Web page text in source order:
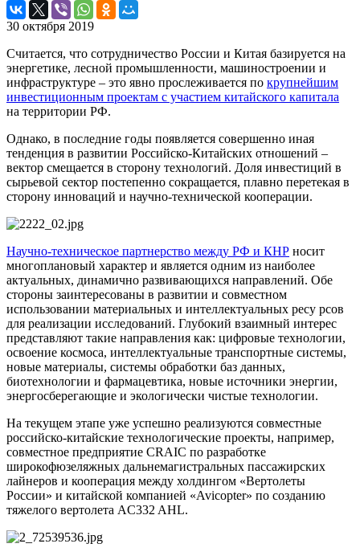
30 октября 2019
Считается, что сотрудничество России и Китая базируется на
энергетике, лесной промышленности, машиностроении и
инфраструктуре – это явно прослеживается по крупнейшим
инвестиционным проектам с участием китайского капитала
на территории РФ.
Однако, в последние годы появляется совершенно иная
тенденция в развитии Российско-Китайских отношений –
вектор смещается в сторону технологий. Доля инвестиций в
сырьевой сектор постепенно сокращается, плавно перетекая в
сторону инноваций и научно-технической кооперации.
Научно-техническое партнерство между РФ и КНР носит
многоплановый характер и является одним из наиболее
актуальных, динамично развивающихся направлений. Обе
стороны заинтересованы в развитии и совместном
использовании материальных и интеллектуальных ресу рсов
для реализации исследований. Глубокий взаимный интерес
представляют такие направления как: цифровые технологии,
освоение космоса, интеллектуальные транспортные системы,
новые материалы, системы обработки баз данных,
биотехнологии и фармацевтика, новые источники энергии,
энергосберегающие и экологически чистые технологии.
На текущем этапе уже успешно реализуются совместные
российско-китайские технологические проекты, например,
совместное предприятие CRAIC по разработке
широкофюзеляжных дальнемагистральных пассажирских
лайнеров и кооперация между холдингом «Вертолеты
России» и китайской компанией «Avicopter» по созданию
тяжелого вертолета AC332 AHL.